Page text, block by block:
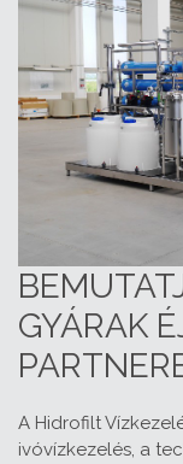
GYÁRAK
A Hidrofilt
ivóvízkezelés, a